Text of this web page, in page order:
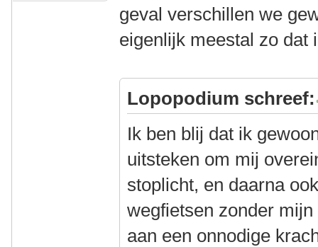
geval verschillen we
eigenlijk meestal zo dat
Lopopodium schreef:
Ik ben blij dat ik
uitsteken om mij
stoplicht, en daarna
wegfietsen zonder
aan een onnodige